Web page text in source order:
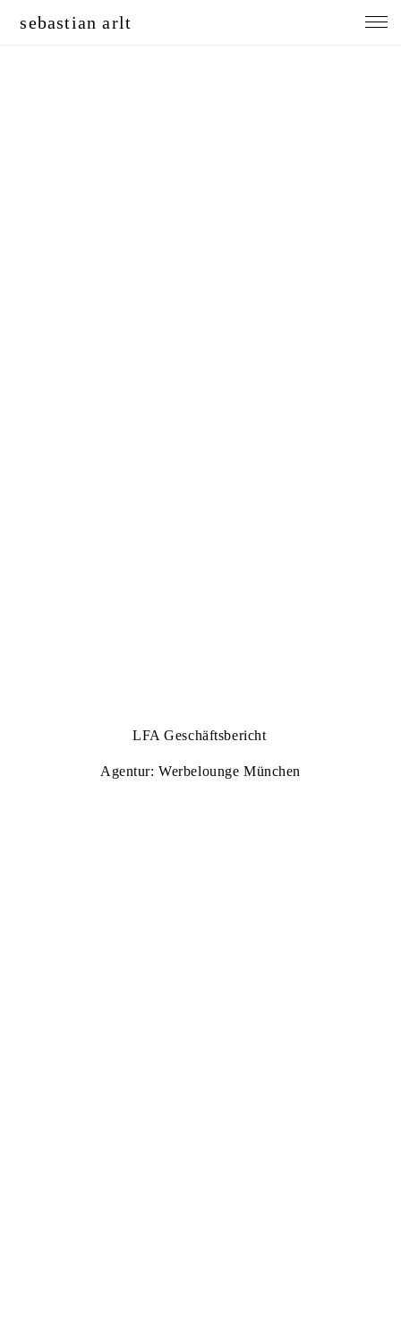
sebastian arlt
LFA Geschäftsbericht
Agentur: Werbelounge München